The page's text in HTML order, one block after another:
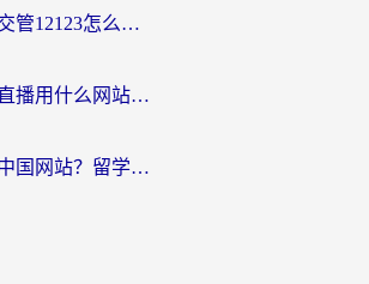
在海外如果使用交管12123怎么处理？留学生亲测有效的回国加速方案
海外看国内电视直播用什么网站比较好？一篇解决你所有追剧难题的实用指南
在国外如何打开中国网站？留学生与海外华人的无缝访问指南